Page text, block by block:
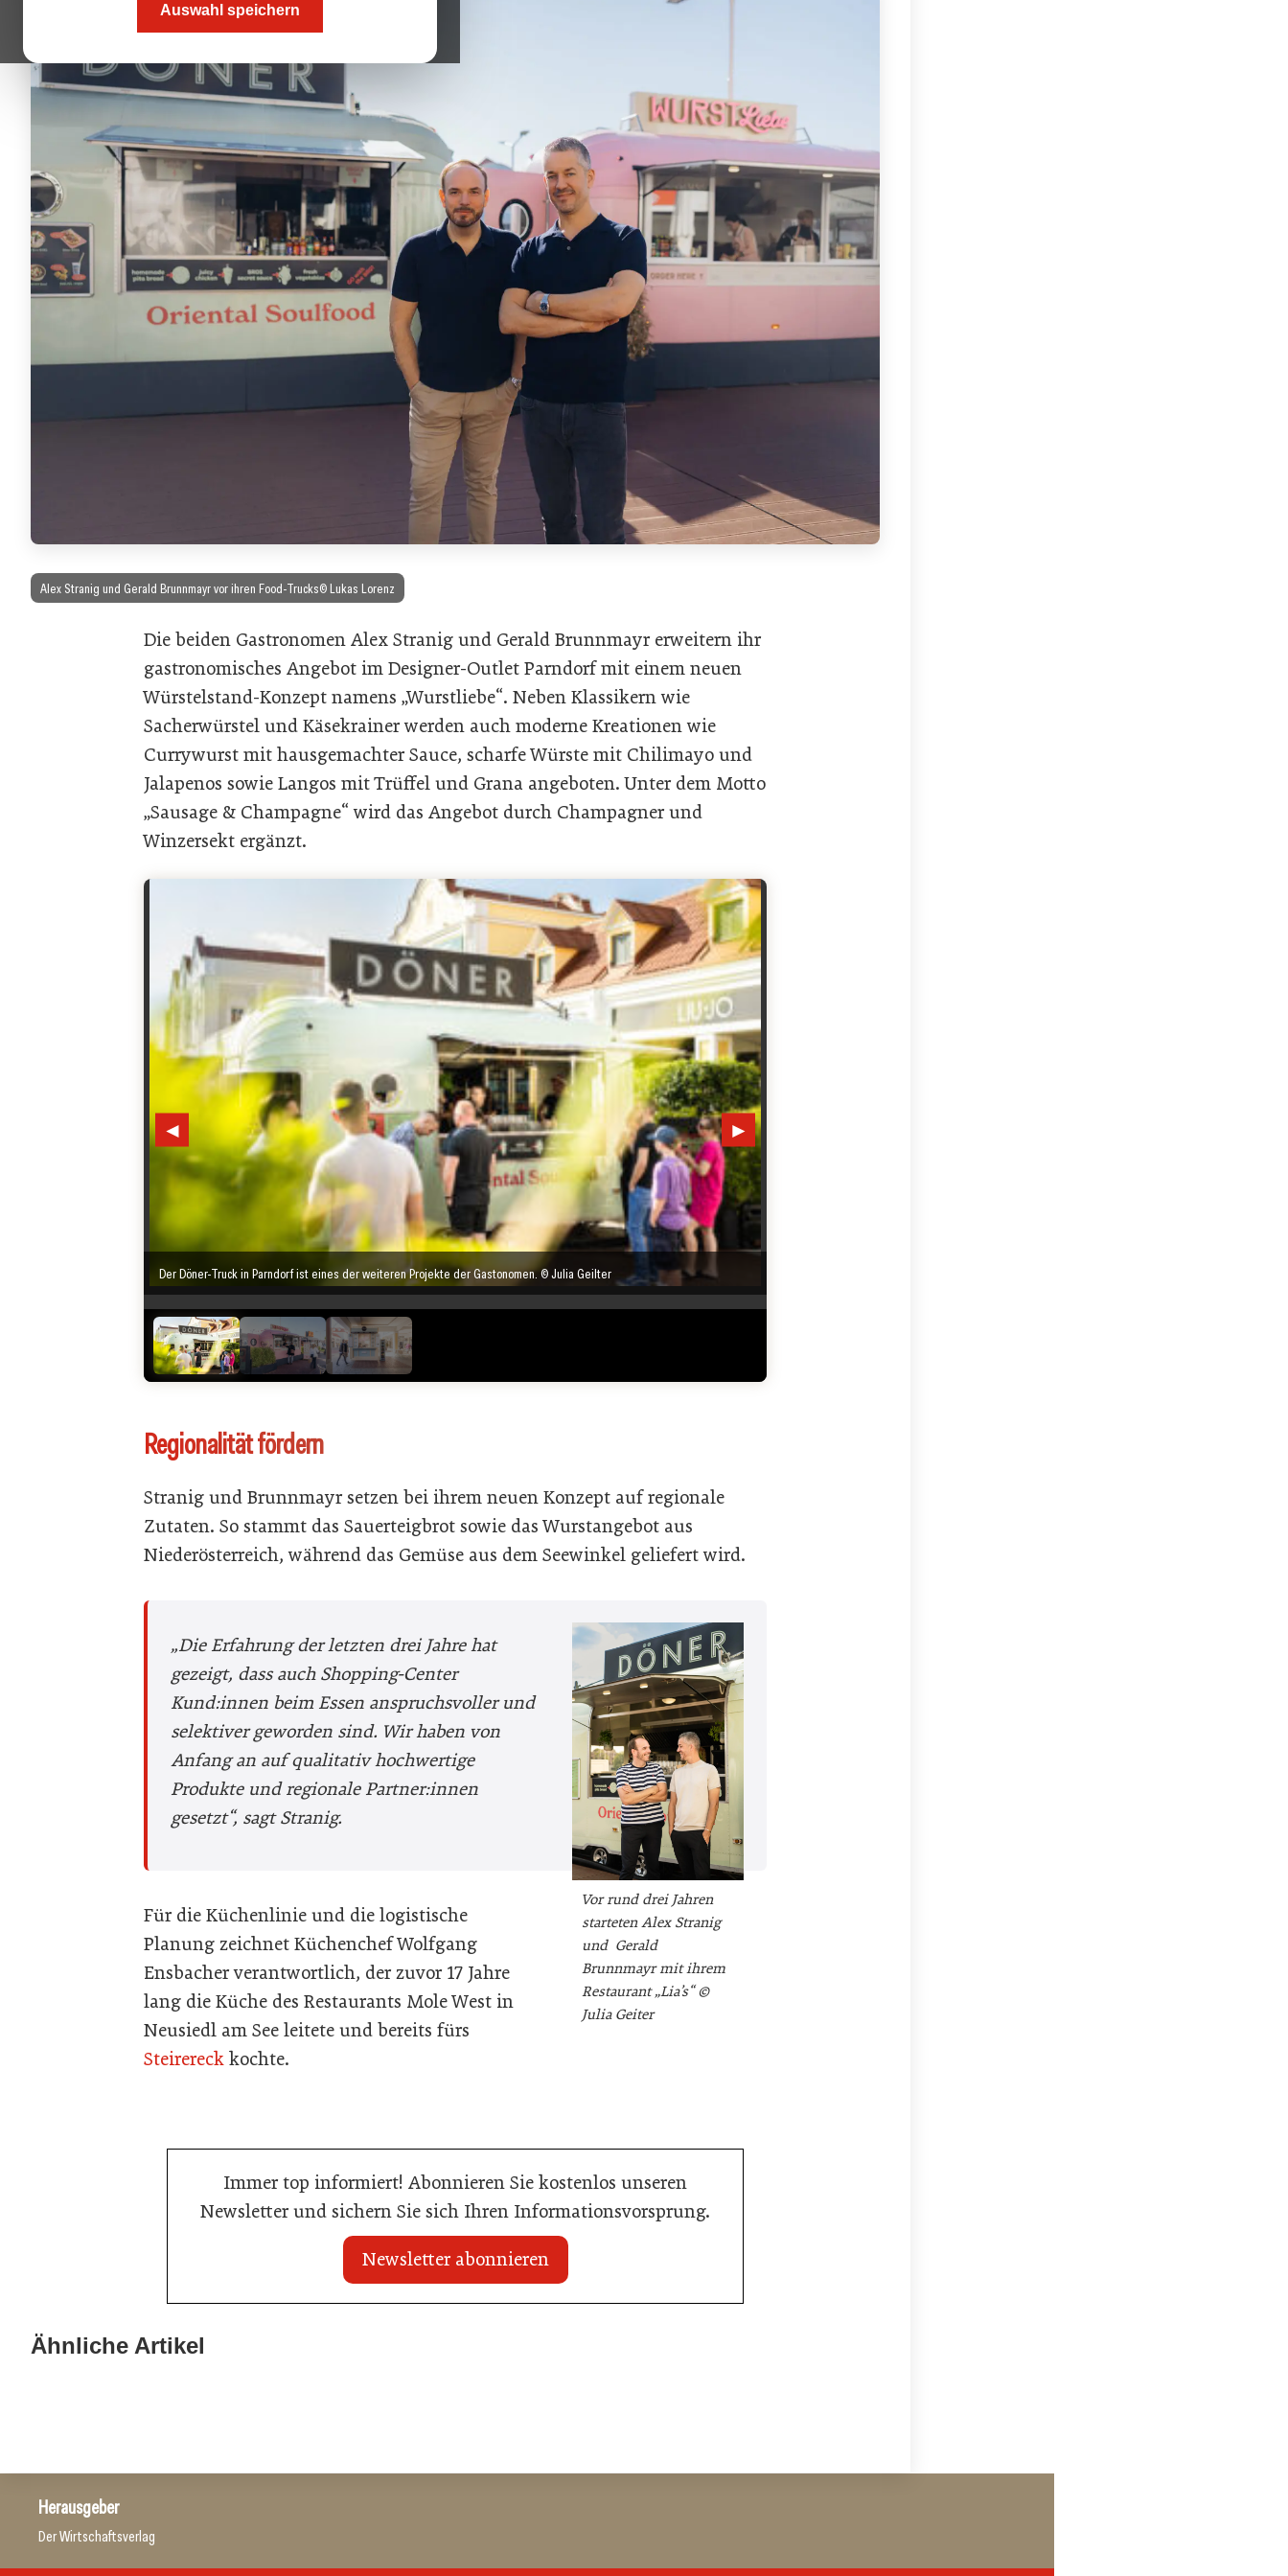
Auswahl speichern
Alex Stranig und Gerald Brunnmayr vor ihren Food-Trucks© Lukas Lorenz
Die beiden Gastronomen Alex Stranig und Gerald Brunnmayr erweitern ihr
gastronomisches Angebot im Designer-Outlet Parndorf mit einem neuen
Würstelstand-Konzept namens „Wurstliebe“. Neben Klassikern wie
Sacherwürstel und Käsekrainer werden auch moderne Kreationen wie
Currywurst mit hausgemachter Sauce, scharfe Würste mit Chilimayo und
Jalapenos sowie Langos mit Trüffel und Grana angeboten. Unter dem Motto
„Sausage & Champagne“ wird das Angebot durch Champagner und
Winzersekt ergänzt.
Der Döner-Truck in Parndorf ist eines der weiteren Projekte der Gastonomen. © Julia Geilter
◄ ►
Regionalität fördern
Stranig und Brunnmayr setzen bei ihrem neuen Konzept auf regionale
Zutaten. So stammt das Sauerteigbrot sowie das Wurstangebot aus
Niederösterreich, während das Gemüse aus dem Seewinkel geliefert wird.
Vor rund drei Jahren
starteten Alex Stranig
und Gerald
Brunnmayr mit ihrem
Restaurant „Lia’s“ ©
Julia Geiter
„Die Erfahrung der letzten drei Jahre hat
gezeigt, dass auch Shopping-Center
Kund:innen beim Essen anspruchsvoller und
selektiver geworden sind. Wir haben von
Anfang an auf qualitativ hochwertige
Produkte und regionale Partner:innen
gesetzt“, sagt Stranig.
Für die Küchenlinie und die logistische
Planung zeichnet Küchenchef Wolfgang
Ensbacher verantwortlich, der zuvor 17 Jahre
lang die Küche des Restaurants Mole West in
Neusiedl am See leitete und bereits fürs
Steirereck kochte.
Immer top informiert! Abonnieren Sie kostenlos unseren
Newsletter und sichern Sie sich Ihren Informationsvorsprung.
Newsletter abonnieren
Ähnliche Artikel
War die Fußball-WM 2026 für Ihren
Herausgeber
Der Wirtschaftsverlag